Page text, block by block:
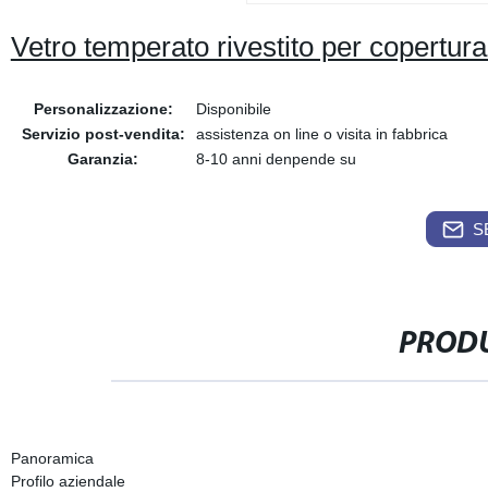
Vetro temperato rivestito per
Personalizzazione:
Disponibile
Servizio post-vendita:
assistenza on line o visita in fabbrica
Garanzia:
8-10 anni denpende su
Panoramica
Profilo aziendale